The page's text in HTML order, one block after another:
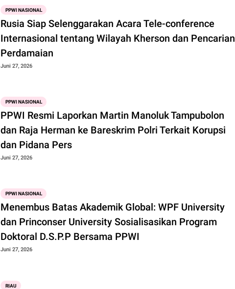
PPWI NASIONAL
Rusia Siap Selenggarakan Acara Tele-conference
Internasional tentang Wilayah Kherson dan Pencarian
Perdamaian
Juni 27, 2026
PPWI NASIONAL
PPWI Resmi Laporkan Martin Manoluk Tampubolon
dan Raja Herman ke Bareskrim Polri Terkait Korupsi
dan Pidana Pers
Juni 27, 2026
PPWI NASIONAL
Menembus Batas Akademik Global: WPF University
dan Princonser University Sosialisasikan Program
Doktoral D.S.P.P Bersama PPWI
Juni 27, 2026
RIAU